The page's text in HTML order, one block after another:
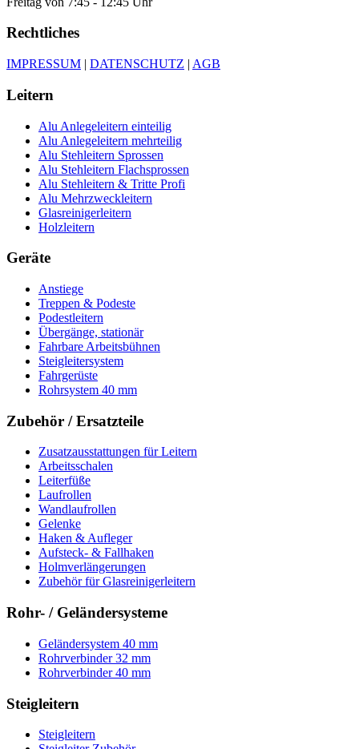
Rechtliches
IMPRESSUM | DATENSCHUTZ | AGB
Leitern
Alu Anlegeleitern einteilig
Alu Anlegeleitern mehrteilig
Alu Stehleitern Sprossen
Alu Stehleitern Flachsprossen
Alu Stehleitern & Tritte Profi
Alu Mehrzweckleitern
Glasreinigerleitern
Holzleitern
Geräte
Anstiege
Treppen & Podeste
Podestleitern
Übergänge, stationär
Fahrbare Arbeitsbühnen
Steigleitersystem
Fahrgerüste
Rohrsystem 40 mm
Zubehör / Ersatzteile
Zusatzausstattungen für Leitern
Arbeitsschalen
Leiterfüße
Laufrollen
Wandlaufrollen
Gelenke
Haken & Aufleger
Aufsteck- & Fallhaken
Holmverlängerungen
Zubehör für Glasreinigerleitern
Rohr- / Geländersysteme
Geländersystem 40 mm
Rohrverbinder 32 mm
Rohrverbinder 40 mm
Steigleitern
Steigleitern